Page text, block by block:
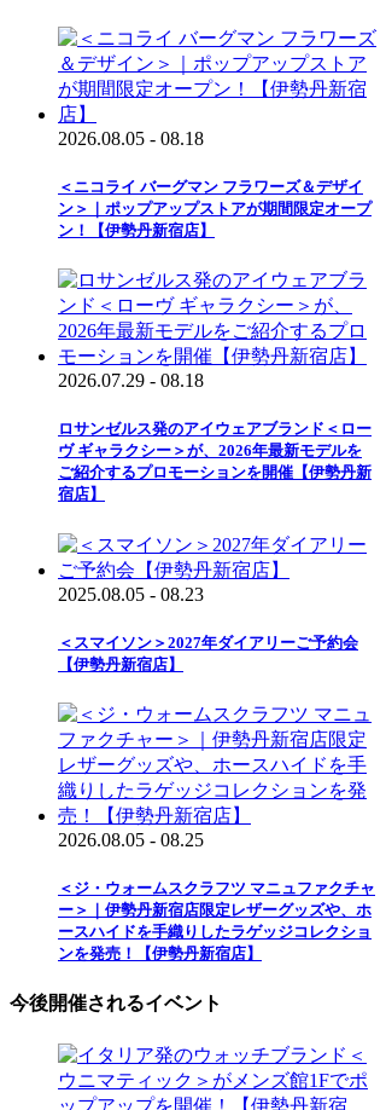
2026.08.05 - 08.18
＜ニコライ バーグマン フラワーズ＆デザイ
ン＞｜ポップアップストアが期間限定オープ
ン！【伊勢丹新宿店】
2026.07.29 - 08.18
ロサンゼルス発のアイウェアブランド＜ロー
ヴ ギャラクシー＞が、2026年最新モデルを
ご紹介するプロモーションを開催【伊勢丹新
宿店】
2025.08.05 - 08.23
＜スマイソン＞2027年ダイアリーご予約会
【伊勢丹新宿店】
2026.08.05 - 08.25
＜ジ・ウォームスクラフツ マニュファクチャ
ー＞｜伊勢丹新宿店限定レザーグッズや、ホ
ースハイドを手織りしたラゲッジコレクショ
ンを発売！【伊勢丹新宿店】
今後開催されるイベント